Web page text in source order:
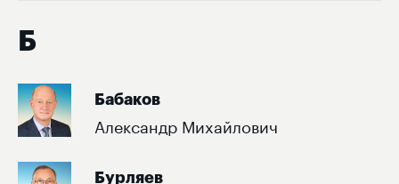
Б
Бабаков
Александр Михайлович
Бурляев